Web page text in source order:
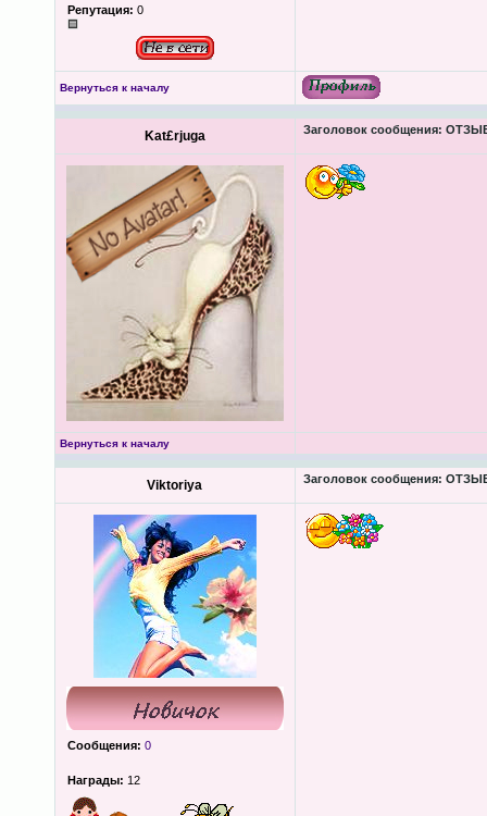
Репутация: 0
Вернуться к началу
Kat£rjuga Заголовок сообщения:
Вернуться к началу
Viktoriya Заголовок сообщения:
Сообщения: 0
Награды: 12